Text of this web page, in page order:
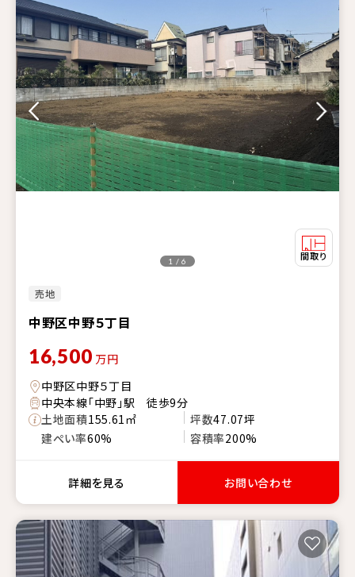
売地
中野区中野５丁目
1 / 6
16,500 万円
中野区中野５丁目
中央本線「中野」駅 徒歩9分
土地面積155.61㎡ 坪数47.07坪
建ぺい率60% 容積率200%
詳細を見る お問い合わせ